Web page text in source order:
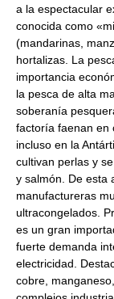
a la espectacular
conocida como
(mandarinas,
hortalizas. La
importancia
la pesca de alta
soberanía
factoría faenan en
incluso en la
cultivan perlas y
y salmón. De esta
manufactureras
ultracongelados.
es un gran
fuerte demanda
electricidad.
cobre,